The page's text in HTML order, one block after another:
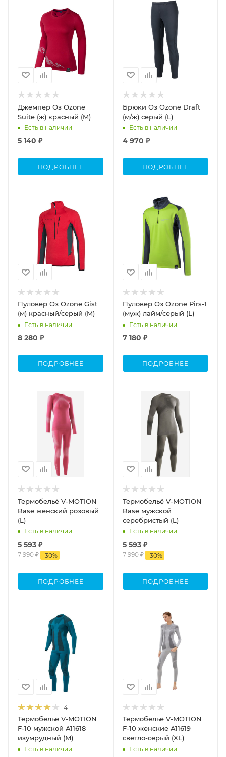
Джемпер Оз Ozone
Suite (ж) красный (M)
Есть в наличии
5 140 ₽
ПОДРОБНЕЕ
Брюки Оз Ozone Draft
(м/ж) серый (L)
Есть в наличии
4 970 ₽
ПОДРОБНЕЕ
Пуловер Оз Ozone Gist
(м) красный/серый (M)
Есть в наличии
8 280 ₽
ПОДРОБНЕЕ
Пуловер Оз Ozone Pirs-1
(муж) лайм/серый (L)
Есть в наличии
7 180 ₽
ПОДРОБНЕЕ
Термобельё V-MOTION
Base женский розовый
(L)
Есть в наличии
5 593 ₽
7 990 ₽ -30%
ПОДРОБНЕЕ
Термобельё V-MOTION
Base мужской
серебристый (L)
Есть в наличии
5 593 ₽
7 990 ₽ -30%
ПОДРОБНЕЕ
4
Термобельё V-MOTION
F-10 мужской A11618
изумрудный (M)
Есть в наличии
Термобельё V-MOTION
F-10 женские A11619
светло-серый (XL)
Есть в наличии